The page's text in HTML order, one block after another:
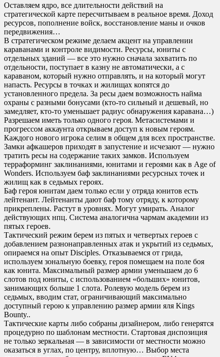
Оставляем ядро, все длительности действий на
стратегической карте пересчитываем в реальное время. Доход
ресурсов, пополнение войск, восстановление маны и очков
передвижения…
В стратегическом режиме делаем акцент на управлении
караванами и контроле видимости. Ресурсы, юниты с
отдельных зданий — все это нужно сначала захватить по
отдельности, поступает в казну не автоматически, а с
караваном, который нужно отправлять, и на который могут
напасть. Ресурсы в точках и жилищах копятся до
установленного предела. За ресы даем возможность найма
охраны с разными бонусами (кто-то сильный и дешевый, но
замедляет, кто-то уменьшает радиус обнаружения каравана…)
Разрешаем иметь только одного героя. Метасистемами и
прогрессом аккаунта открываем доступ к новым героям.
Каждого нового игрока селим в общем для всех пространстве.
Замки афкашеров приходят в запустение и исчезают — нужно
тратить ресы на содержание таких замков. Используем
терраформинг заклинаниями, юнитами и героями как в Age of
Wonders. Используем баф заклинаниями ресурсных точек и
жилищ как в седьмых героях.
Баф героя юнитам даем только если у отряда юнитов есть
лейтенант. Лейтенанты дают баф тому отряду, к которому
прикреплены. Растут в уровнях. Могут умирать. Аналог
действующих нпц. Система аналогична чармам академии из
пятых героев.
Тактический режим берем из пятых и четвертых героев с
добавлением разнонаправленных атак и укрытий из седьмых,
опираемся на опыт Disciples. Отказываемся от грида,
используем зональную боевку, героя помещаем на поле боя
как юнита. Максимальный размер армии уменьшаем до 6
слотов под юниты, с использованием «больших» юнитов,
занимающих больше 1 слота. Ролевую модель берем из
седьмых, вводим стат, ограничивающий максимально
доступный герою к управлению размер армии яля Kings
Bounty..
Тактические карты либо собраны дизайнером, либо генерятся
процедурно по шаблонам местности. Стартовая диспозиция
не только зеркальная — в зависимости от местности можно
оказаться в углах, по центру, вплотную… Выбор места